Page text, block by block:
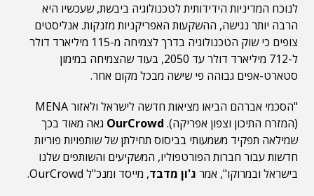
לנוכח המדיניות הידידותית לטכנולוגיה ביבשת, שעכשיו היא
הרבה יותר נגישה, ההשקעות האפריקניות מזנקות. אנליסטים
צופים כי שוק הטכנולוגיה בדרך לצמיחה מ-115 מיליארד דולר
ל-712 מיליארד דולר עד 2050, בעוד שהצמיחה במימון
סטארט-אפים גבוהה פי שישה מבכל מקום אחר.
"הסכמי אברהם הביאו מציאות חדשה לישראל ולאזור MENA
(המזרח התיכון וצפון אפריקה). OurCrowd גאה מאוד בכך
שמילאה תפקיד משמעותי בביסוס תחילתן של שותפויות פוריות
חדשות עבור חברות הפורטפוליו, המשקיעים והשותפים שלנו
בישראל ובמרוקו", אמר ג'ון מדבד, מייסד ומנכ"ל OurCrowd.